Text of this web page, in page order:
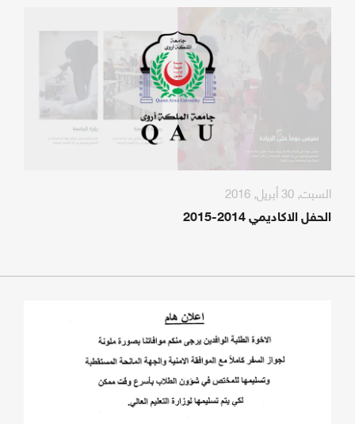
السبت, 30 أبريل, 2016
الحفل الاكاديمي 2014-2015